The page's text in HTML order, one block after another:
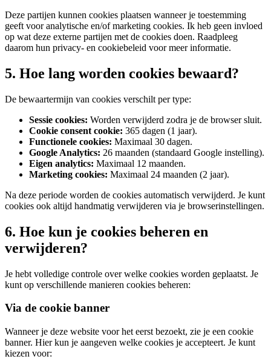
Deze partijen kunnen cookies plaatsen wanneer je toestemming
geeft voor analytische en/of marketing cookies. Ik heb geen invloed
op wat deze externe partijen met de cookies doen. Raadpleeg
daarom hun privacy- en cookiebeleid voor meer informatie.
5. Hoe lang worden cookies bewaard?
De bewaartermijn van cookies verschilt per type:
Sessie cookies: Worden verwijderd zodra je de browser sluit.
Cookie consent cookie: 365 dagen (1 jaar).
Functionele cookies: Maximaal 30 dagen.
Google Analytics: 26 maanden (standaard Google instelling).
Eigen analytics: Maximaal 12 maanden.
Marketing cookies: Maximaal 24 maanden (2 jaar).
Na deze periode worden de cookies automatisch verwijderd. Je kunt
cookies ook altijd handmatig verwijderen via je browserinstellingen.
6. Hoe kun je cookies beheren en
verwijderen?
Je hebt volledige controle over welke cookies worden geplaatst. Je
kunt op verschillende manieren cookies beheren:
Via de cookie banner
Wanneer je deze website voor het eerst bezoekt, zie je een cookie
banner. Hier kun je aangeven welke cookies je accepteert. Je kunt
kiezen voor: